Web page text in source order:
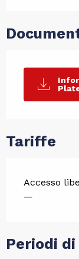
Tariffe
Accesso
—
Periodi